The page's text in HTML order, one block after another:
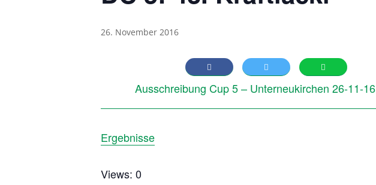
26. November 2016
Ausschreibung Cup 5 – Unterneukirchen 26-11-16
Ergebnisse
Views: 0